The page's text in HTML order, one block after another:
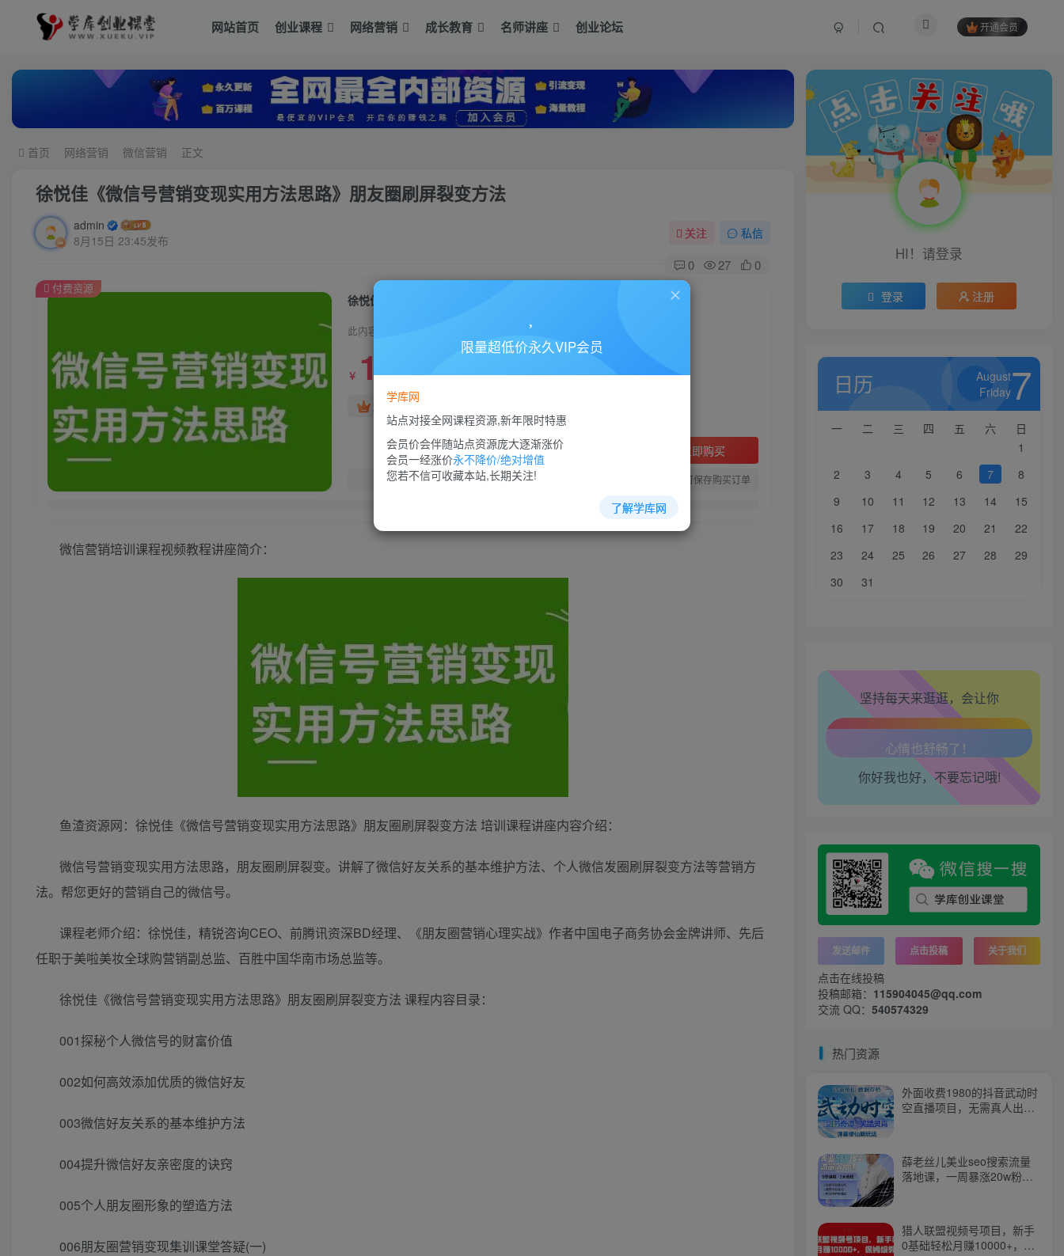
网站首页 创业课程 网络营销 成长教育 名师讲座 创业论坛 开通会员
首页 网络营销 微信营销 正文
徐悦佳《微信号营销变现实用方法思路》朋友圈刷屏裂变方法
admin
8月15日 23:45发布
关注 私信
0 27 0
徐悦佳《微信号营销变现实用方法思路》朋友圈刷屏裂变方法
此内容为付费资源，请付费后查看
￥ 10￥88
超级会员免费
立即购买
您当前未登录！建议登陆后购买，可保存购买订单
付费资源
微信营销培训课程视频教程讲座简介：
鱼渣资源网：徐悦佳《微信号营销变现实用方法思路》朋友圈刷屏裂变方法 培训课程讲座内容介绍：
微信号营销变现实用方法思路，朋友圈刷屏裂变。讲解了微信好友关系的基本维护方法、个人微信发圈刷屏裂变方法等营销方
法。帮您更好的营销自己的微信号。
课程老师介绍：徐悦佳，精锐咨询CEO、前腾讯资深BD经理、《朋友圈营销心理实战》作者中国电子商务协会金牌讲师、先后
任职于美啦美妆全球购营销副总监、百胜中国华南市场总监等。
徐悦佳《微信号营销变现实用方法思路》朋友圈刷屏裂变方法 课程内容目录：
001探秘个人微信号的财富价值
002如何高效添加优质的微信好友
003微信好友关系的基本维护方法
004提升微信好友亲密度的诀窍
005个人朋友圈形象的塑造方法
006朋友圈营销变现集训课堂答疑(一)
HI！请登录
登录 注册
日历
August
Friday7
一 二 三 四 五 六
日
1
2
3 4 5 6 7
8
9
10 11 12 13 14
15
16
17 18 19 20 21
22
23
24 25 26 27 28
29
30
31
坚持每天来逛逛，会让你
生活也美好了！
腰也不酸了！
工作也轻松了！
你好我也好，不要忘记哦!
发送邮件 点击投稿 关于我们
点击在线投稿
投稿邮箱： 115904045@qq.com
交流 QQ： 540574329
热门资源
外面收费1980的抖音武动时
空直播项目，无需真人出
薛老丝儿美业seo搜索流量
落地课，一周暴涨20w粉
猎人联盟视频号项目，新手
0基础轻松月赚10000+，保
限量超低价永久VIP会员
学库网
站点对接全网课程资源,新年限时特惠
会员价会伴随站点资源庞大逐渐涨价
会员一经涨价永不降价/绝对增值
您若不信可收藏本站,长期关注!
了解学库网